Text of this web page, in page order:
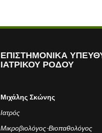
ΕΠΙΣΤΗΜΟΝΙΚΑ
ΙΑΤΡΙΚΟΥ ΡΟΔΟΥ
Μιχάλης Σκώνης
Ιατρός
Μικροβιολόγος-Βιοπαθολόγος